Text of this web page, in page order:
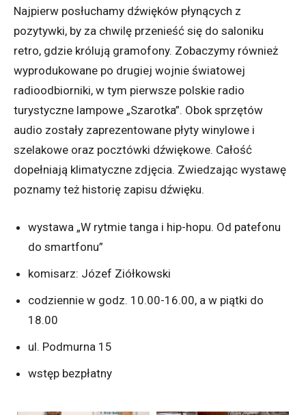
Najpierw posłuchamy dźwięków płynących z
pozytywki, by za chwilę przenieść się do saloniku
retro, gdzie królują gramofony. Zobaczymy również
wyprodukowane po drugiej wojnie światowej
radioodbiorniki, w tym pierwsze polskie radio
turystyczne lampowe „Szarotka”. Obok sprzętów
audio zostały zaprezentowane płyty winylowe i
szelakowe oraz pocztówki dźwiękowe. Całość
dopełniają klimatyczne zdjęcia. Zwiedzając wystawę
poznamy też historię zapisu dźwięku.
wystawa „W rytmie tanga i hip-hopu. Od patefonu
do smartfonu”
komisarz: Józef Ziółkowski
codziennie w godz. 10.00-16.00, a w piątki do
18.00
ul. Podmurna 15
wstęp bezpłatny